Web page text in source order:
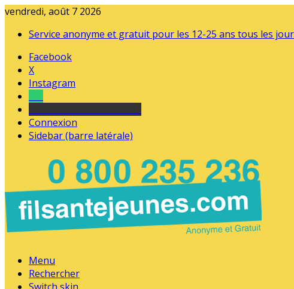
vendredi, août 7 2026
Service anonyme et gratuit pour les 12-25 ans tous les
Facebook
X
Instagram
Connexion
Sidebar (barre latérale)
Menu
Rechercher